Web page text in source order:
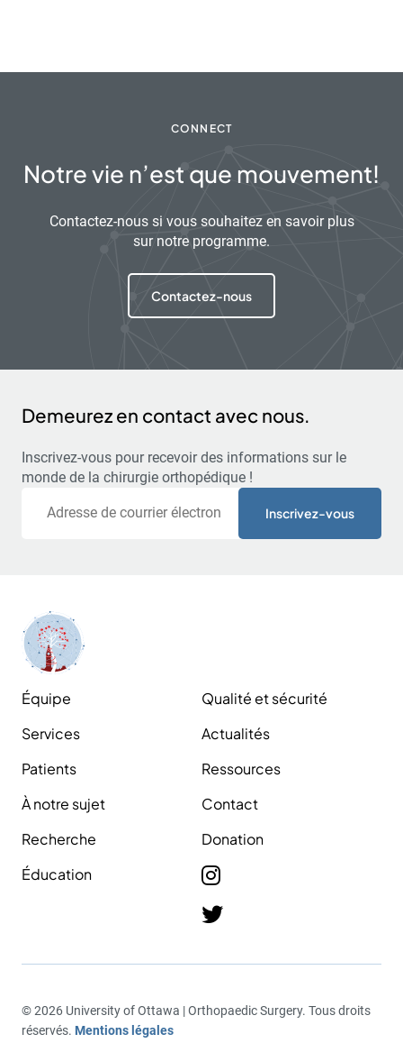
CONNECT
Notre vie n’est que mouvement!
Contactez-nous si vous souhaitez en savoir plus
sur notre programme.
Contactez-nous
Demeurez en contact avec nous.
Inscrivez-vous pour recevoir des informations sur le
monde de la chirurgie orthopédique !
Équipe
Services
Patients
À notre sujet
Recherche
Éducation
Qualité et sécurité
Actualités
Ressources
Contact
Donation
© 2026 University of Ottawa | Orthopaedic Surgery. Tous droits
réservés. Mentions légales